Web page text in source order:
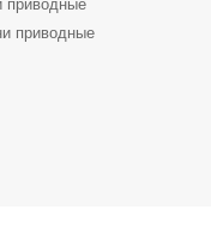
приводные
приводные